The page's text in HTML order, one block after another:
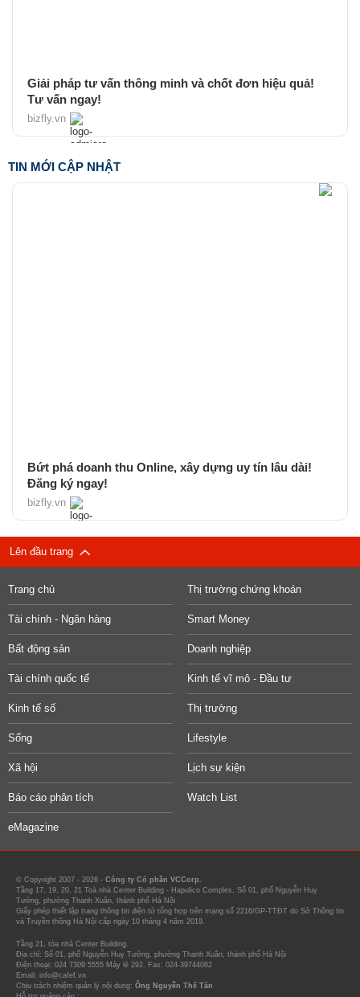
Giải pháp tư vấn thông minh và chốt đơn hiệu quả!
Tư vấn ngay!
bizfly.vn
TIN MỚI CẬP NHẬT
Bứt phá doanh thu Online, xây dựng uy tín lâu dài!
Đăng ký ngay!
bizfly.vn
Lên đầu trang
Trang chủ Thị trường chứng khoán
Tài chính - Ngân hàng Smart Money
Bất động sản Doanh nghiệp
Tài chính quốc tế Kinh tế vĩ mô - Đầu tư
Kinh tế số Thị trường
Sống Lifestyle
Xã hội Lịch sự kiện
Báo cáo phân tích Watch List
eMagazine
© Copyright 2007 - 2026 - Công ty Cổ phần VCCorp.
Tầng 17, 19, 20, 21 Toà nhà Center Building - Hapulico Complex, Số 01, phố Nguyễn Huy
Tưởng, phường Thanh Xuân, thành phố Hà Nội
Giấy phép thiết lập trang thông tin điện tử tổng hợp trên mạng số 2216/GP-TTĐT do Sở Thông tin
và Truyền thông Hà Nội cấp ngày 10 tháng 4 năm 2019.
Tầng 21, tòa nhà Center Building.
Địa chỉ: Số 01, phố Nguyễn Huy Tưởng, phường Thanh Xuân, thành phố Hà Nội
Điện thoại: 024 7309 5555 Máy lẻ 292. Fax: 024-39744082
Email: info@cafef.vn
Chịu trách nhiệm quản lý nội dung: Ông Nguyễn Thế Tân